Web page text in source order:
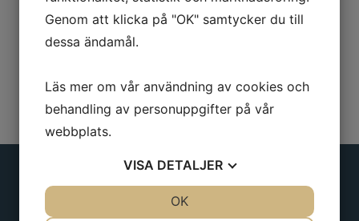
Adress
Genom att klicka på "OK" samtycker du till
dessa ändamål.
Läs mer om vår användning av cookies och
behandling av personuppgifter på vår
webbplats.
VISA DETALJER
OK